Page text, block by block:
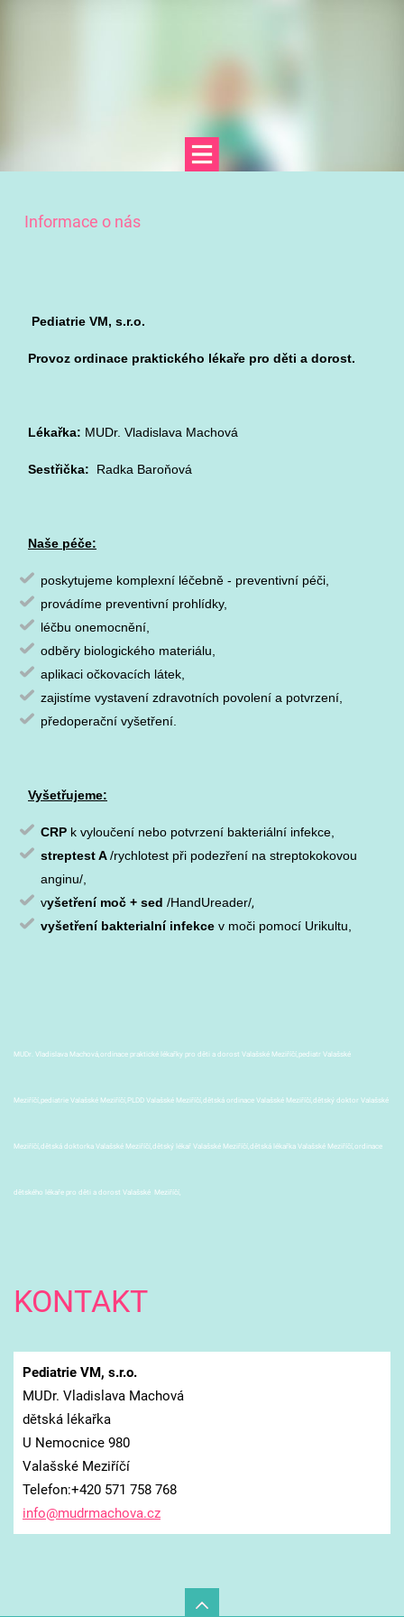
Informace o nás
Pediatrie VM, s.r.o.
Provoz ordinace praktického lékaře pro děti a dorost.
Lékařka: MUDr. Vladislava Machová
Sestřička: Radka Baroňová
Naše péče:
poskytujeme komplexní léčebně - preventivní péči,
provádíme preventivní prohlídky,
léčbu onemocnění,
odběry biologického materiálu,
aplikaci očkovacích látek,
zajistíme vystavení zdravotních povolení a potvrzení,
předoperační vyšetření.
Vyšetřujeme:
CRP k vyloučení nebo potvrzení bakteriální infekce,
streptest A/rychlotest při podezření na streptokokovou
anginu/,
vyšetření moč + sed /HandUreader/,
vyšetření bakterialní infekcev moči pomocí Urikultu
MUDr. Vladislava Machová,ordinace praktické lékařky pro děti a dorost Valašské Meziříčí,pediatr Valašské
Meziříčí,pediatrie Valašské Meziříčí,PLDD Valašské Meziříčí,dětská ordinace Valašské Meziříčí,dětský doktor Valašské
Meziříčí,dětská doktorka Valašské Meziříčí,dětský lékař Valašské Meziříčí,dětská lékařka Valašské Meziříčí,ordinace
dětského lékaře pro děti a dorost Valašské Meziříčí,
KONTAKT
Pediatrie VM, s.r.o.
MUDr. Vladislava Machová
dětská lékařka
U Nemocnice 980
Valašské Meziříčí
Telefon:+420 571 758 768
info@mudrmachova.cz